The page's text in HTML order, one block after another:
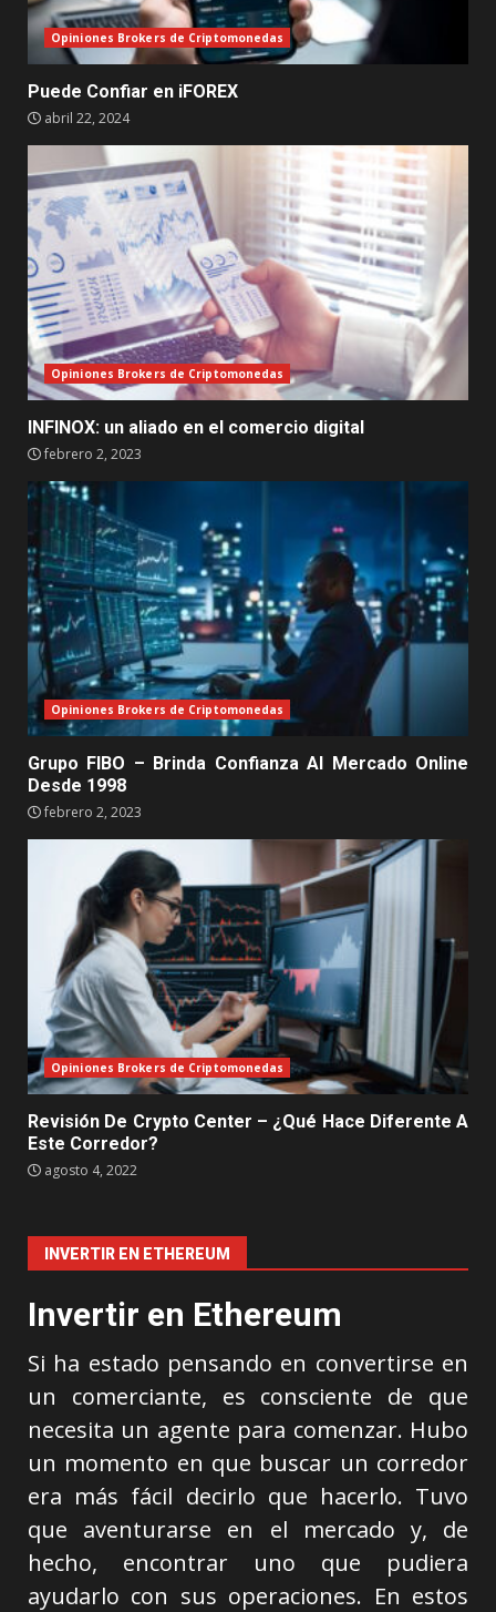
Opiniones Brokers de Criptomonedas
Puede Confiar en iFOREX
abril 22, 2024
Opiniones Brokers de Criptomonedas
INFINOX: un aliado en el comercio digital
febrero 2, 2023
Opiniones Brokers de Criptomonedas
Grupo FIBO – Brinda Confianza Al Mercado Online
Desde 1998
febrero 2, 2023
Opiniones Brokers de Criptomonedas
Revisión De Crypto Center – ¿Qué Hace Diferente A
Este Corredor?
agosto 4, 2022
INVERTIR EN ETHEREUM
Invertir en Ethereum
Si ha estado pensando en convertirse en
un comerciante, es consciente de que
necesita un agente para comenzar. Hubo
un momento en que buscar un corredor
era más fácil decirlo que hacerlo. Tuvo
que aventurarse en el mercado y, de
hecho, encontrar uno que pudiera
ayudarlo con sus operaciones. En estos